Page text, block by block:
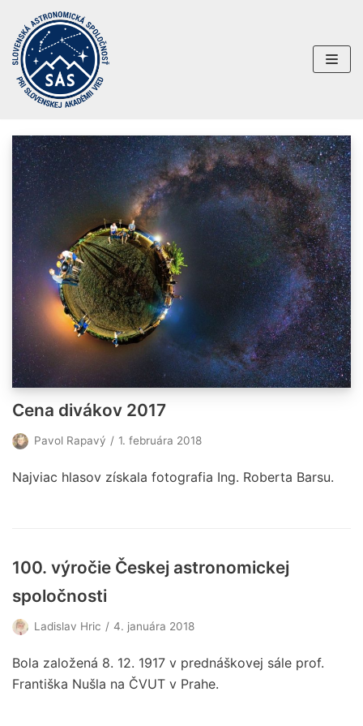
Preskočiť
na
obsah
Cena divákov 2017
Pavol Rapavý 1. februára 2018
Najviac hlasov získala fotografia Ing. Roberta Barsu.
100. výročie Českej astronomickej
spoločnosti
Ladislav Hric 4. januára 2018
Bola založená 8. 12. 1917 v prednáškovej sále prof.
Františka Nušla na ČVUT v Prahe.